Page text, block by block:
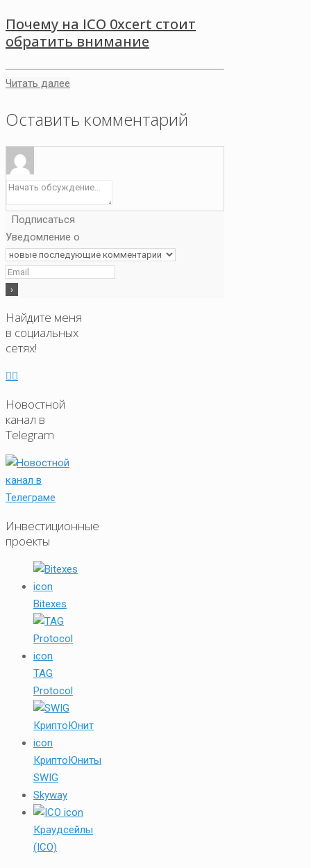
Почему на ICO 0xcert стоит
обратить внимание
Читать далее
Оставить комментарий
Подписаться
Уведомление о
Найдите меня
в социальных
сетях!
Новостной
канал в
Telegram
Инвестиционные
проекты
Bitexes
TAG
Protocol
КриптоЮниты
SWIG
Skyway
Краудсейлы
(ICO)